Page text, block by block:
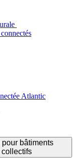
Atlantic
bâtiments